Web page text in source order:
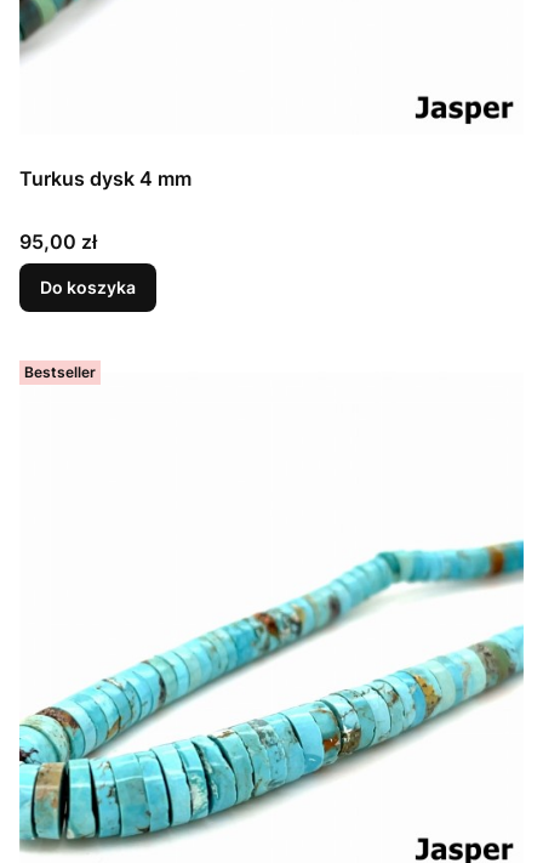
Turkus dysk 4 mm
Cena
95,00 zł
Do koszyka
Bestseller